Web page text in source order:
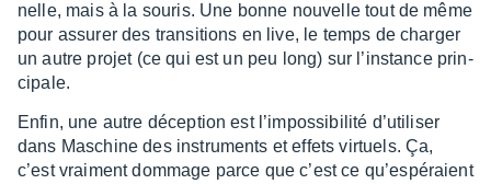
nelle, mais à la souris. Une bonne nouvelle tout de même
pour assu­rer des tran­si­tions en live, le temps de char­ger
un autre projet (ce qui est un peu long) sur l’ins­tance prin­
ci­pale.
Enfin, une autre décep­tion est l’im­pos­si­bi­lité d’uti­li­ser
dans Maschine des instru­ments et effets virtuels. Ça,
c’est vrai­ment dommage parce que c’est ce qu’es­pé­raient